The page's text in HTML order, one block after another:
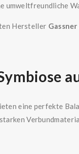
umweltfreundliche
Hersteller Gassner
eine perfekte